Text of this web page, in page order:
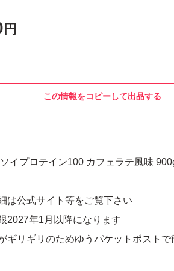
円
この情報をコピーして出品する
イプロテイン100 カフェラテ風味
は公式サイト等をご覧下さい
2027年1月以降になります
ギリギリのためゆうパケットポストで